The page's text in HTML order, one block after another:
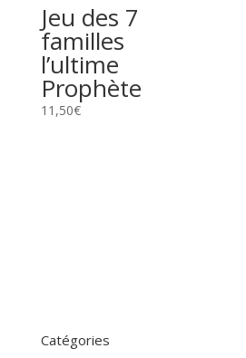
Jeu des 7
familles
l’ultime
Prophète
11,50€
Catégories